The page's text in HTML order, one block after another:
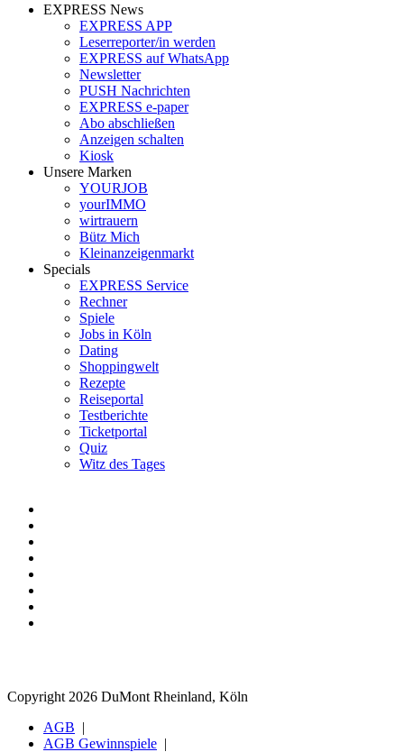
EXPRESS News
EXPRESS APP
Leserreporter/in werden
EXPRESS auf WhatsApp
Newsletter
PUSH Nachrichten
EXPRESS e-paper
Abo abschließen
Anzeigen schalten
Kiosk
Unsere Marken
YOURJOB
yourIMMO
wirtrauern
Bütz Mich
Kleinanzeigenmarkt
Specials
EXPRESS Service
Rechner
Spiele
Jobs in Köln
Dating
Shoppingwelt
Rezepte
Reiseportal
Testberichte
Ticketportal
Quiz
Witz des Tages
Copyright 2026 DuMont Rheinland, Köln
AGB
AGB Gewinnspiele